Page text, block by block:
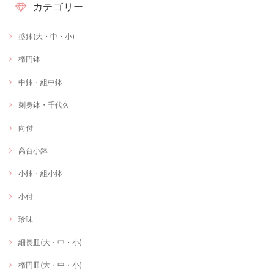
カテゴリー
盛鉢(大・中・小)
楕円鉢
中鉢・組中鉢
刺身鉢・千代久
向付
高台小鉢
小鉢・組小鉢
小付
珍味
細長皿(大・中・小)
楕円皿(大・中・小)